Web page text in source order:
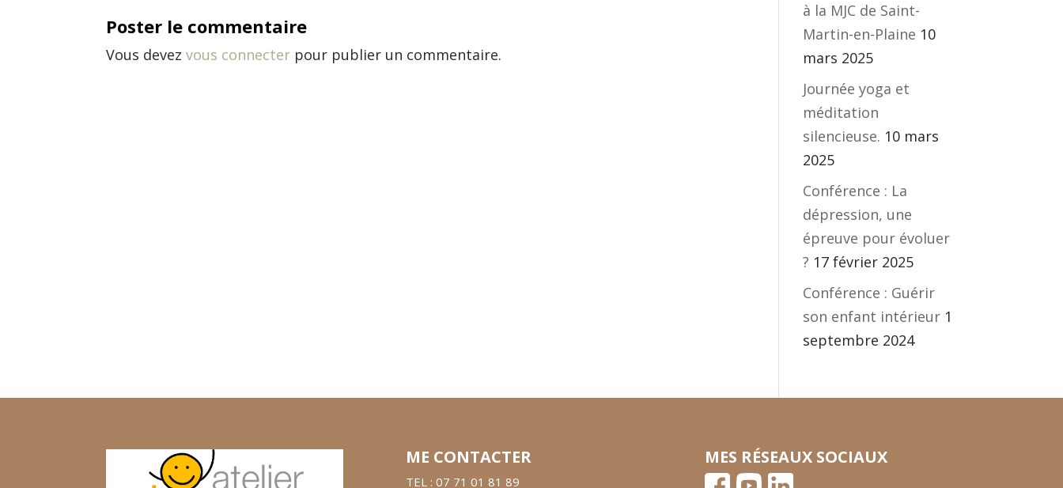
Poster le commentaire
Vous devezvous connecter pour publier un commentaire.
à la MJC de Saint-
Martin-en-Plaine 10
mars 2025
Journée yoga et
méditation
silencieuse. 10 mars
2025
Conférence : La
dépression, une
épreuve pour évoluer
? 17 février 2025
Conférence : Guérir
son enfant intérieur 1
septembre 2024
ME CONTACTER
TEL : 07 71 01 81 89
MES RÉSEAUX SOCIAUX